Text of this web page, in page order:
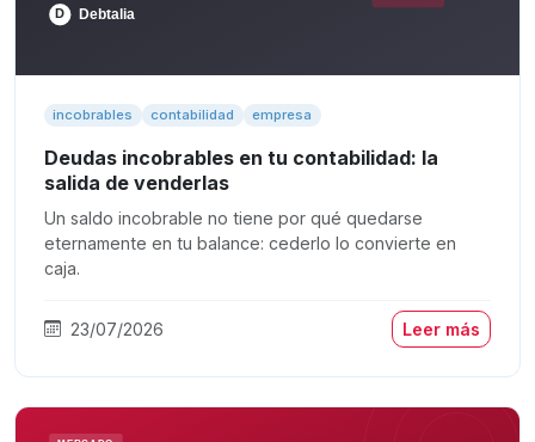
incobrables contabilidad empresa
Deudas incobrables en tu contabilidad: la
salida de venderlas
Un saldo incobrable no tiene por qué quedarse
eternamente en tu balance: cederlo lo convierte en
caja.
23/07/2026 Leer más